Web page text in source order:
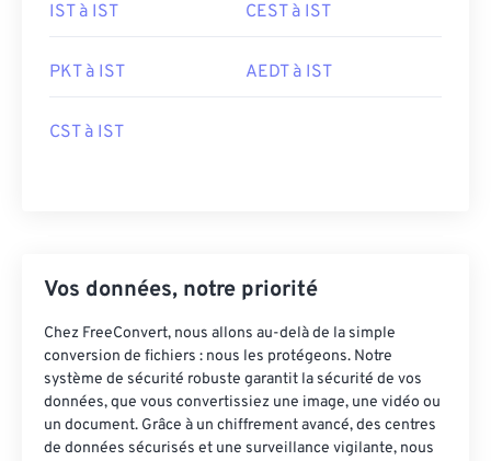
IST à IST CEST à IST
PKT à IST AEDT à IST
CST à IST
Vos données, notre priorité
Chez FreeConvert, nous allons au-delà de la simple
conversion de fichiers : nous les protégeons. Notre
système de sécurité robuste garantit la sécurité de vos
données, que vous convertissiez une image, une vidéo ou
un document. Grâce à un chiffrement avancé, des centres
de données sécurisés et une surveillance vigilante, nous